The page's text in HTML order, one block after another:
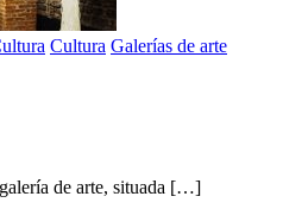
Cultura Galerías de arte
de arte, situada […]